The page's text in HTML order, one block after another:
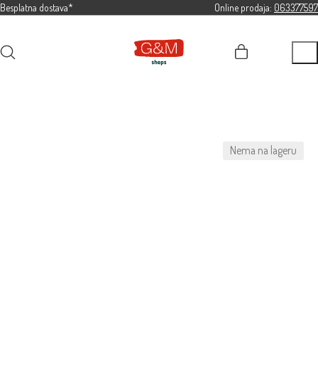
Besplatna dostava* Online prodaja: 063377597
Nema na lageru